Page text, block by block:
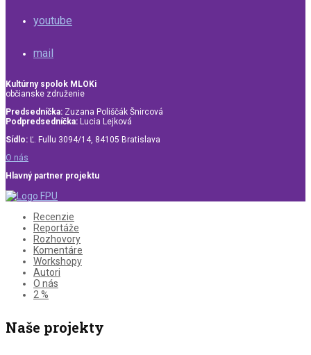
youtube
mail
Kultúrny spolok MLOKi
občianske združenie
Predsedníčka: Zuzana Poliščák Šnircová
Podpredsedníčka: Lucia Lejková
Sídlo: Ľ. Fullu 3094/14, 84105 Bratislava
O nás
Hlavný partner projektu
Recenzie
Reportáže
Rozhovory
Komentáre
Workshopy
Autori
O nás
2 %
Naše projekty